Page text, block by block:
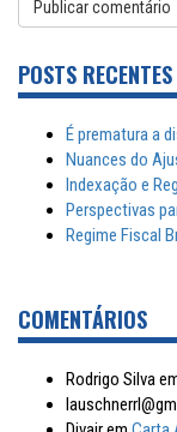
POSTS RECENTES
É prematura a
Nuances do
Indexação e
Perspectivas
Regime Fiscal
COMENTÁRIOS
Rodrigo Silva